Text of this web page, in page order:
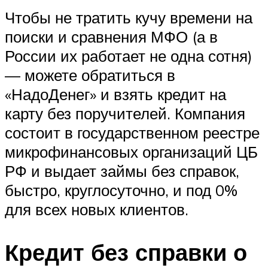
Чтобы не тратить кучу времени на
поиски и сравнения МФО (а в
России их работает не одна сотня)
— можете обратиться в
«НадоДенег» и взять кредит на
карту без поручителей. Компания
состоит в государственном реестре
микрофинансовых организаций ЦБ
РФ и выдает займы без справок,
быстро, круглосуточно, и под 0%
для всех новых клиентов.
Кредит без справки о